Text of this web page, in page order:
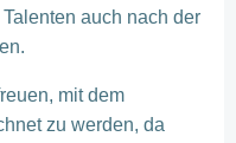
auch nach der
mit dem
zu werden, da